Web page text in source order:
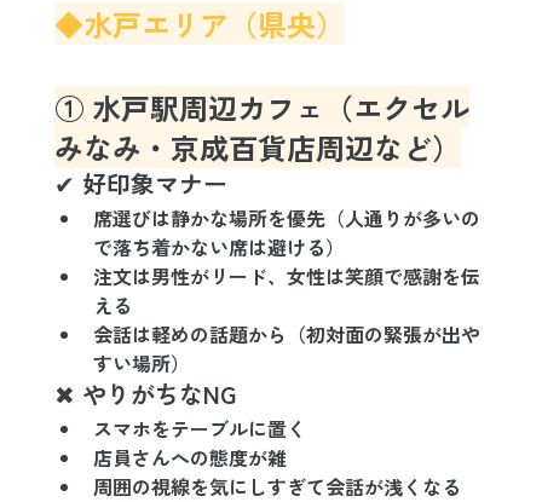
◆水戸エリア（県央）
① 水戸駅周辺カフェ（エクセル
みなみ・京成百貨店周辺など）
✔ 好印象マナー
席選びは静かな場所を優先（人通りが多いの
で落ち着かない席は避ける）
注文は男性がリード、女性は笑顔で感謝を伝
える
会話は軽めの話題から （初対面の緊張が出や
すい場所）
✖ やりがちなNG
スマホをテーブルに置く
店員さんへの態度が雑
周囲の視線を気にしすぎて会話が浅くなる